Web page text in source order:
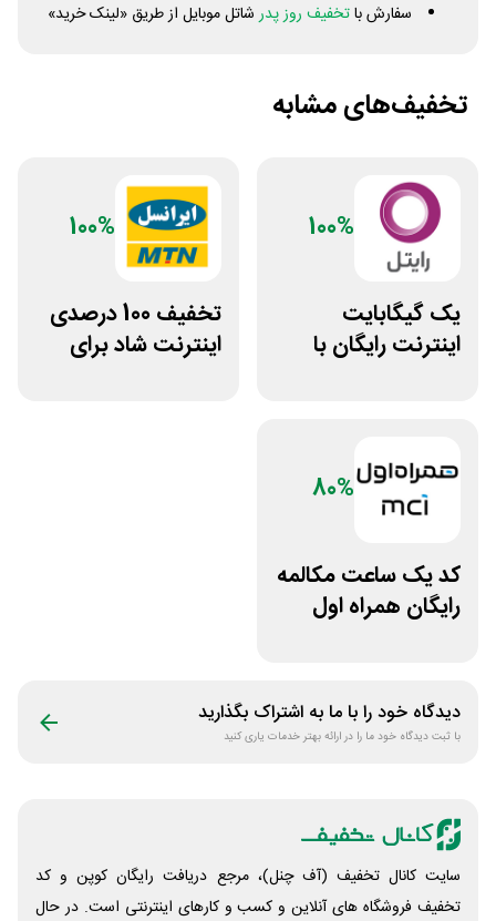
سفارش باتخفیف روز پدرشاتل موبایل از طریق «لینک خرید»
تخفیف‌های مشابه
100%
یک گیگابایت
اینترنت رایگان با
100%
تخفیف 100 درصدی
اینترنت شاد برای
80%
کد ⁣یک ساعت مکالمه
رایگان همراه اول
دیدگاه خود را با ما به اشتراک بگذارید
با ثبت دیدگاه خود ما را در ارائه بهتر خدمات یاری کنید
سایت کانال تخفیف (آف چنل)، مرجع دریافت رایگان کوپن و کد
تخفیف فروشگاه های آنلاین و کسب و‌ کارهای اینترنتی است. در حال